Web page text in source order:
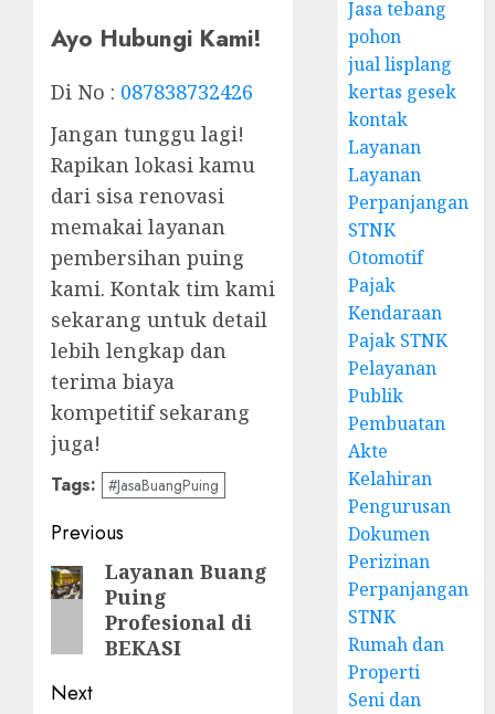
Ayo Hubungi Kami!
Di No : 087838732426
Jangan tunggu lagi!
Rapikan lokasi kamu
dari sisa renovasi
memakai layanan
pembersihan puing
kami. Kontak tim kami
sekarang untuk detail
lebih lengkap dan
terima biaya
kompetitif sekarang
juga!
Tags: #JasaBuangPuing
Post
navigation
Previous
Previous
post:
Layanan Buang
Puing
Profesional di
BEKASI
Next
Jasa tebang
pohon
jual lisplang
kertas gesek
kontak
Layanan
Layanan
Perpanjangan
STNK
Otomotif
Pajak
Kendaraan
Pajak STNK
Pelayanan
Publik
Pembuatan
Akte
Kelahiran
Pengurusan
Dokumen
Perizinan
Perpanjangan
STNK
Rumah dan
Properti
Seni dan